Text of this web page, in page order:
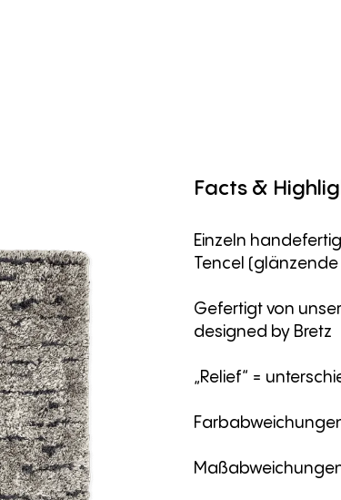
Facts &
Einzeln
Tencel
Gefertigt von
designed by Bretz
„Relief“ =